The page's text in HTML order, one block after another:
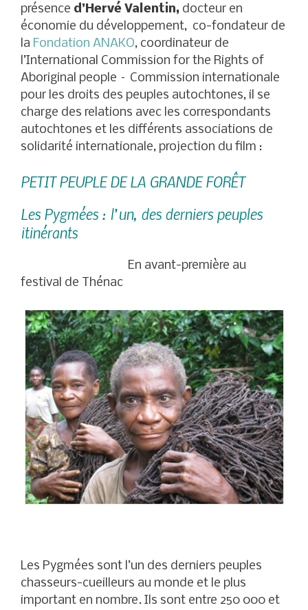
présence d’Hervé Valentin, docteur en
économie du développement, co-fondateur de
la Fondation ANAKO, coordinateur de
l’International Commission for the Rights of
Aboriginal people – Commission internationale
pour les droits des peuples autochtones, il se
charge des relations avec les correspondants
autochtones et les différents associations de
solidarité internationale, projection du film :
PETIT PEUPLE DE LA GRANDE FORÊT
Les Pygmées : l’un, des derniers peuples
itinérants
En avant-première au
festival de Thénac
Les Pygmées sont l’un des derniers peuples
chasseurs-cueilleurs au monde et le plus
important en nombre. Ils sont entre 250 000 et